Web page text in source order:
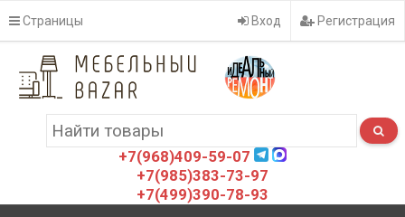
Страницы Вход Регистрация
+7(968)409-59-07
+7(985)383-73-97
+7(499)390-78-93